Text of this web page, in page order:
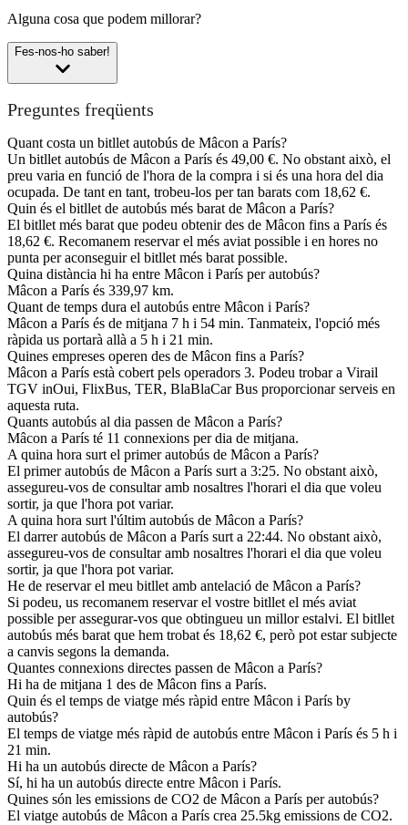
Alguna cosa que podem millorar?
Fes-nos-ho saber!
Preguntes freqüents
Quant costa un bitllet autobús de Mâcon a París?
Un bitllet autobús de Mâcon a París és 49,00 €. No obstant això, el
preu varia en funció de l'hora de la compra i si és una hora del dia
ocupada. De tant en tant, trobeu-los per tan barats com 18,62 €.
Quin és el bitllet de autobús més barat de Mâcon a París?
El bitllet més barat que podeu obtenir des de Mâcon fins a París és
18,62 €. Recomanem reservar el més aviat possible i en hores no
punta per aconseguir el bitllet més barat possible.
Quina distància hi ha entre Mâcon i París per autobús?
Mâcon a París és 339,97 km.
Quant de temps dura el autobús entre Mâcon i París?
Mâcon a París és de mitjana 7 h i 54 min. Tanmateix, l'opció més
ràpida us portarà allà a 5 h i 21 min.
Quines empreses operen des de Mâcon fins a París?
Mâcon a París està cobert pels operadors 3. Podeu trobar a Virail
TGV inOui, FlixBus, TER, BlaBlaCar Bus proporcionar serveis en
aquesta ruta.
Quants autobús al dia passen de Mâcon a París?
Mâcon a París té 11 connexions per dia de mitjana.
A quina hora surt el primer autobús de Mâcon a París?
El primer autobús de Mâcon a París surt a 3:25. No obstant això,
assegureu-vos de consultar amb nosaltres l'horari el dia que voleu
sortir, ja que l'hora pot variar.
A quina hora surt l'últim autobús de Mâcon a París?
El darrer autobús de Mâcon a París surt a 22:44. No obstant això,
assegureu-vos de consultar amb nosaltres l'horari el dia que voleu
sortir, ja que l'hora pot variar.
He de reservar el meu bitllet amb antelació de Mâcon a París?
Si podeu, us recomanem reservar el vostre bitllet el més aviat
possible per assegurar-vos que obtingueu un millor estalvi. El bitllet
autobús més barat que hem trobat és 18,62 €, però pot estar subjecte
a canvis segons la demanda.
Quantes connexions directes passen de Mâcon a París?
Hi ha de mitjana 1 des de Mâcon fins a París.
Quin és el temps de viatge més ràpid entre Mâcon i París by
autobús?
El temps de viatge més ràpid de autobús entre Mâcon i París és 5 h i
21 min.
Hi ha un autobús directe de Mâcon a París?
Sí, hi ha un autobús directe entre Mâcon i París.
Quines són les emissions de CO2 de Mâcon a París per autobús?
El viatge autobús de Mâcon a París crea 25.5kg emissions de CO2.